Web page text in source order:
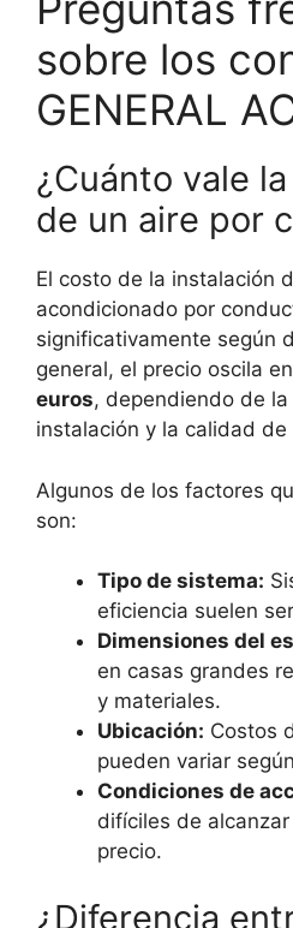
sobre los
GENERAL
¿Cuánto vale
de un aire por
El costo de la instalación
acondicionado por
significativamente según
general, el precio oscila
euros, dependiendo de
instalación y la calidad
Algunos de los factores
son:
Tipo de sistema:
eficiencia suelen
Dimensiones del
en casas grandes
y materiales.
Ubicación: Costos
pueden variar
Condiciones de
difíciles de
precio.
¿Diferencia